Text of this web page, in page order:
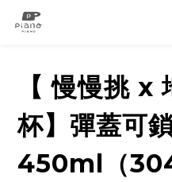
【 慢慢挑 x
杯】彈蓋可
450ml（